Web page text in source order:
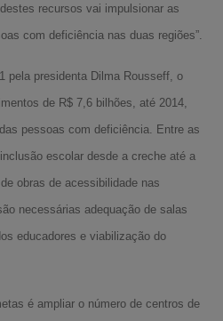
recursos vai impulsionar as
com deficiência nas duas regiões”.
pela presidenta Dilma Rousseff, o
de R$ 7,6 bilhões, até 2014,
pessoas com deficiência. Entre as
escolar desde a creche até a
obras de acessibilidade nas
necessárias adequação de salas
educadores e viabilização do
é ampliar o número de centros de